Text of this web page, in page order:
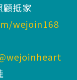
抵家
wejoin168